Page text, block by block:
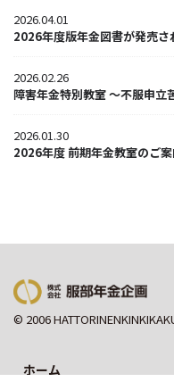
2026.04.01
2026年度版年金図書が発売さ
2026.02.26
障害年金特別教室 ～不服申立
2026.01.30
2026年度 前期年金教室のご案
© 2006
ホーム